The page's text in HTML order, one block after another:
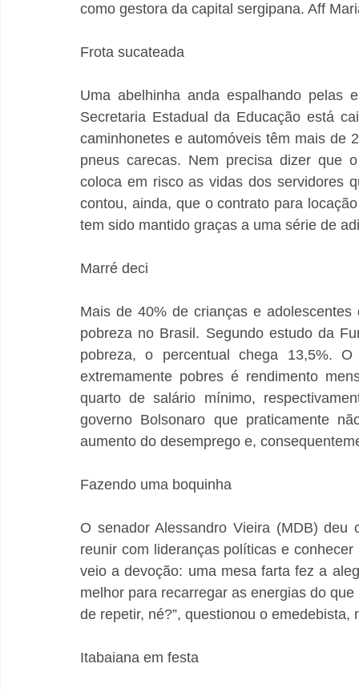
como gestora da capital sergipana. Aff
Frota sucateada
Uma abelhinha anda espalhando pelas
Secretaria Estadual da Educação está
caminhonetes e automóveis têm mais de
pneus carecas. Nem precisa dizer que
coloca em risco as vidas dos servidores
contou, ainda, que o contrato para
tem sido mantido graças a uma série de
Marré deci
Mais de 40% de crianças e
pobreza no Brasil. Segundo estudo da
pobreza, o percentual chega 13,5%.
extremamente pobres é rendimento
quarto de salário mínimo,
governo Bolsonaro que praticamente
aumento do desemprego e,
Fazendo uma boquinha
O senador Alessandro Vieira (MDB)
reunir com lideranças políticas e
veio a devoção: uma mesa farta fez a
melhor para recarregar as energias do
de repetir, né?”, questionou o
Itabaiana em festa